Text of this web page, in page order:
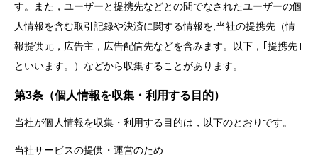
す。また，ユーザーと提携先などとの間でなされたユーザーの個
人情報を含む取引記録や決済に関する情報を,当社の提携先（情
報提供元，広告主，広告配信先などを含みます。以下，｢提携先｣
といいます。）などから収集することがあります。
第3条（個人情報を収集・利用する目的）
当社が個人情報を収集・利用する目的は，以下のとおりです。
当社サービスの提供・運営のため